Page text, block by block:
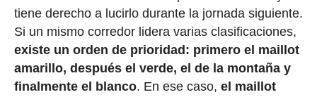
tiene derecho a lucirlo durante la jornada siguiente.
Si un mismo corredor lidera varias clasificaciones,
existe un orden de prioridad: primero el maillot
amarillo, después el verde, el de la montaña y
finalmente el blanco. En ese caso, el maillot